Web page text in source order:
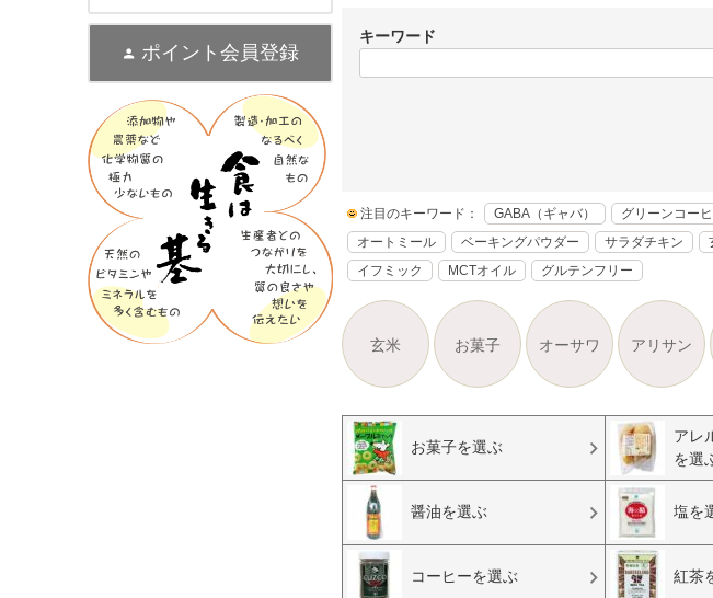
ポイント会員登録
キーワード
注目のキーワード： GABA（ギャバ） グリーンコー
オートミール
ベーキングパウダー サラダチキン
イフミック
MCTオイル グルテンフリー
玄米 お菓子 オーサワ アリサン
お菓子を選ぶ
アレ
を選
醤油を選ぶ 塩を
コーヒーを選ぶ 紅茶